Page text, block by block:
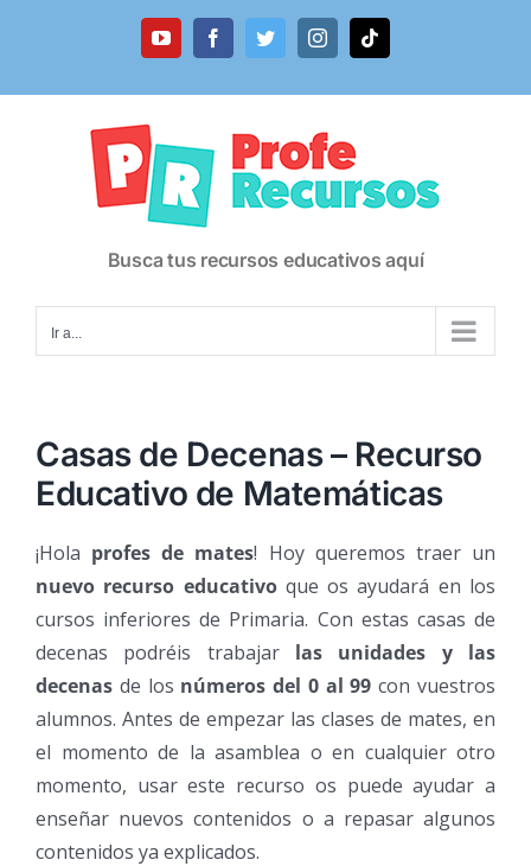
YouTubeFacebookTwitterInstagramTiktok
Busca tus recursos educativos aquí
Ir a...
Casas de Decenas – Recurso
Educativo de Matemáticas
¡Hola profes de mates! Hoy queremos traer un
nuevo recurso educativoque os ayudará en los
cursos inferiores de Primaria. Con estas casas de
decenas podréis trabajar las unidades y las
decenas de los números del 0 al 99 con vuestros
alumnos. Antes de empezar las clases de mates, en
el momento de la asamblea o en cualquier otro
momento, usar este recurso os puede ayudar a
enseñar nuevos contenidos o a repasar algunos
contenidos ya explicados.